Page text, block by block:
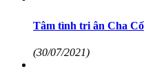
Tâm tình tri ân Cha
(30/07/2021)